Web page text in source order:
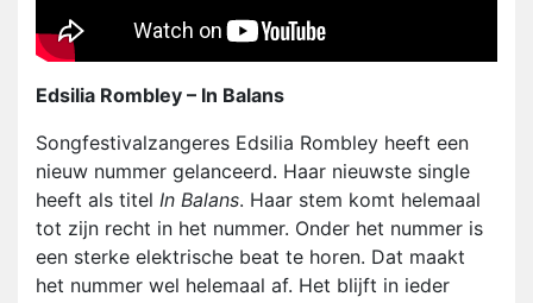
Edsilia Rombley – In Balans
Songfestivalzangeres Edsilia Rombley heeft een
nieuw nummer gelanceerd. Haar nieuwste single
heeft als titel In Balans. Haar stem komt helemaal
tot zijn recht in het nummer. Onder het nummer is
een sterke elektrische beat te horen. Dat maakt
het nummer wel helemaal af. Het blijft in ieder